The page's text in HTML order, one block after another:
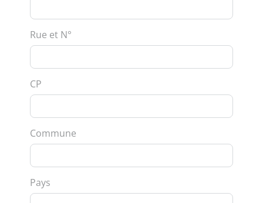
Rue et N°
CP
Commune
Pays